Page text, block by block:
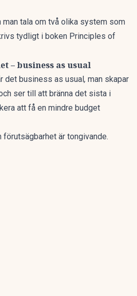
man tala om två olika system som
tydligt i boken Principles of
– business as usual
det business as usual, man skapar
ser till att bränna det sista i
att få en mindre budget
förutsägbarhet är tongivande.